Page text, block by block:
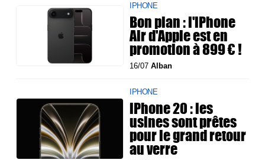
IPHONE
Bon plan : l'iPhone
Air d'Apple est en
promotion à 899 € !
16/07Alban
IPHONE
iPhone 20 : les
usines sont prêtes
pour le grand retour
au verre